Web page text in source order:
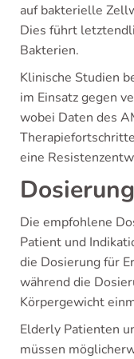
auf bakterielle
Dies führt
Bakterien.
Klinische Studien
im Einsatz gegen
wobei Daten des
eine
Die empfohlene
Patient und
die Dosierung für
während die
Körpergewicht
Elderly Patienten
müssen